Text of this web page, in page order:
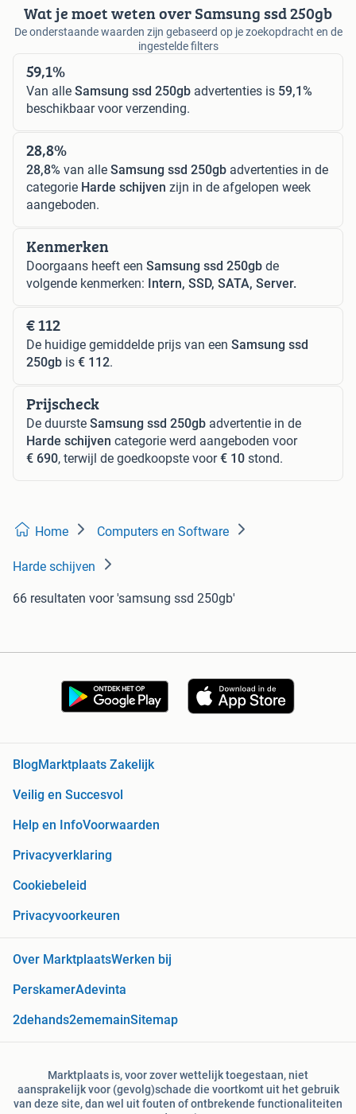
Wat je moet weten over Samsung ssd 250gb
De onderstaande waarden zijn gebaseerd op je zoekopdracht en de
ingestelde filters
59,1%
Van alle Samsung ssd 250gb advertenties is 59,1%
beschikbaar voor verzending.
28,8%
28,8% van alle Samsung ssd 250gb advertenties in de
categorie Harde schijven zijn in de afgelopen week
aangeboden.
Kenmerken
Doorgaans heeft een Samsung ssd 250gb de
volgende kenmerken: Intern, SSD, SATA, Server.
€ 112
De huidige gemiddelde prijs van een Samsung ssd
250gb is € 112.
Prijscheck
De duurste Samsung ssd 250gb advertentie in de
Harde schijven categorie werd aangeboden voor
€ 690, terwijl de goedkoopste voor€ 10 stond.
Home Computers en Software
Harde schijven
66 resultaten voor 'samsung ssd 250gb'
BlogMarktplaats Zakelijk
Veilig en Succesvol
Help en InfoVoorwaarden
Privacyverklaring
Cookiebeleid
Privacyvoorkeuren
Over MarktplaatsWerken bij
PerskamerAdevinta
2dehands2ememainSitemap
Marktplaats is, voor zover wettelijk toegestaan, niet
aansprakelijk voor (gevolg)schade die voortkomt uit het gebruik
van deze site, dan wel uit fouten of ontbrekende functionaliteiten